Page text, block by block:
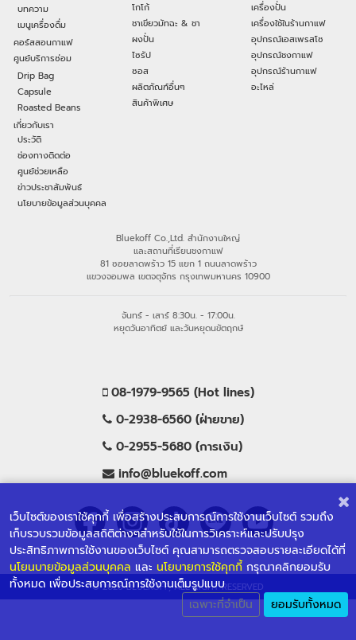
เว็บไซต์ของเราใช้คุกกี้ เพื่อสร้างประสบการณ์การใช้งานเว็บไซต์ รวมถึง
เก็บรวบรวมข้อมูลสถิติต่างๆสำหรับใช้ในการวิเคราะห์และปรับปรุง
ประสิทธิภาพการใช้งานของเว็บไซต์ คุณสามารถตรวจสอบรายละเอียดได้ที่
นโยนบายข้อมูลส่วนบุคคล และ นโยบายการใช้คุกกี้ กรุณาคลิกยอมรับ
ทั้งหมด เพื่อประสบการณ์การใช้งานเต็มรูปแบบ
เฉพาะที่จำเป็น
ยอมรับทั้งหมด
บทความ
เมนูเครื่องดื่ม
คอร์สสอนกาแฟ
ศูนย์บริการซ่อม
Drip Bag
Capsule
Roasted Beans
เกี่ยวกับเรา
ประวัติ
ช่องทางติดต่อ
ศูนย์ช่วยเหลือ
ข่าวประชาสัมพันธ์
นโยบายข้อมูลส่วนบุคคล
โกโก้
ชาเขียวมัทฉะ & ชา
ผงปั่น
ไซรัป
ซอส
ผลิตภัณฑ์อื่นๆ
สินค้าพิเศษ
เครื่องปั่น
เครื่องใช้ในร้านกาแฟ
อุปกรณ์เอสเพรสโซ
อุปกรณ์ชงกาแฟ
อุปกรณ์ร้านกาแฟ
อะไหล่
Bluekoff Co.,Ltd. สำนักงานใหญ่
และสถานที่เรียนชงกาแฟ
81 ซอยลาดพร้าว 15 แยก 1 ถนนลาดพร้าว
แขวงจอมพล เขตจตุจักร กรุงเทพมหานคร 10900
จันทร์ - เสาร์ 8:30น. - 17:00น.
หยุดวันอาทิตย์ และวันหยุดนขัตฤกษ์
08-1979-9565 (Hot lines)
0-2938-6560 (ฝ่ายขาย)
0-2955-5680 (การเงิน)
info@bluekoff.com
© 2026 BLUEKOFF, ALL RIGHT RESERVED